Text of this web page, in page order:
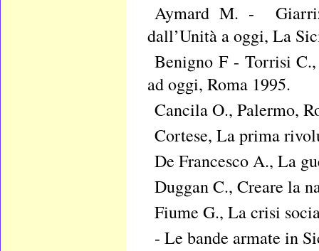
Aymard M. -
dall’Unità a oggi, La
Benigno F - Torrisi
ad oggi, Roma 1995.
Cancila O., Palermo,
Cortese, La prima
De Francesco A., La
Duggan C., Creare la
Fiume G., La crisi
- Le bande armate in